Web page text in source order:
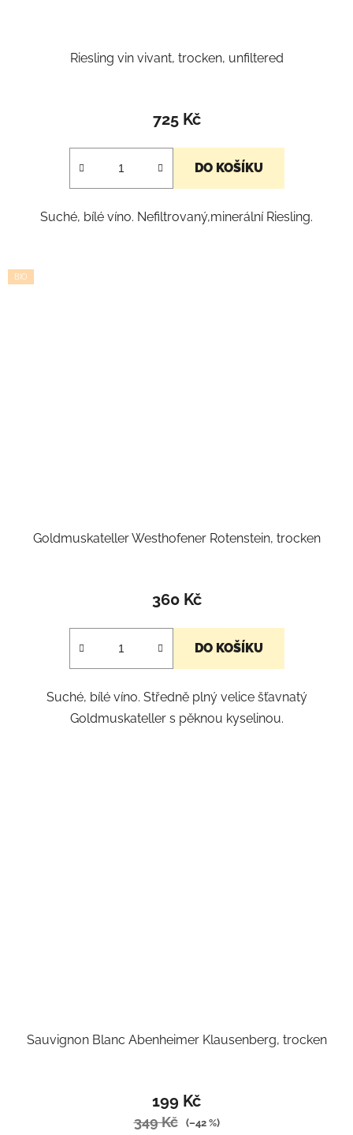
Riesling vin vivant, trocken, unfiltered
725 Kč
DO KOŠÍKU
Suché, bílé víno. Nefiltrovaný,minerální Riesling.
BIO
Goldmuskateller Westhofener Rotenstein, trocken
hodnocení
5
hvězdiček.
360 Kč
DO KOŠÍKU
Suché, bílé víno. Středně plný velice šťavnatý
Goldmuskateller s pěknou kyselinou.
Sauvignon Blanc Abenheimer Klausenberg, trocken
199 Kč
349 Kč (–42 %)